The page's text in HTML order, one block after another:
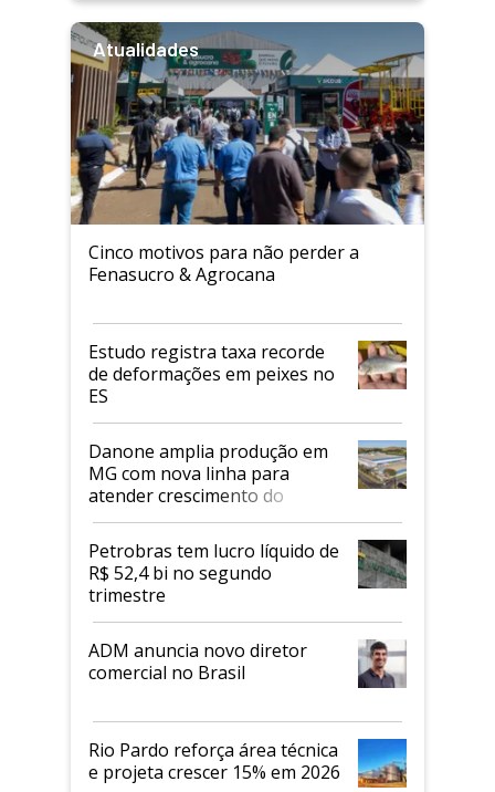
Atualidades
Cinco motivos para não perder a
Fenasucro & Agrocana
Estudo registra taxa recorde
de deformações em peixes no
ES
Danone amplia produção em
MG com nova linha para
atender crescimento do
mercado de alimentos
proteicos
Petrobras tem lucro líquido de
R$ 52,4 bi no segundo
trimestre
ADM anuncia novo diretor
comercial no Brasil
Rio Pardo reforça área técnica
e projeta crescer 15% em 2026